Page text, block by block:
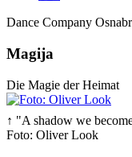
Dance Company
Magija
Die Magie der Heimat
↑ "A shadow we
Foto: Oliver Look